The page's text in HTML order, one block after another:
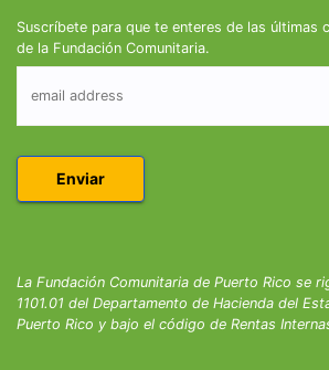
Suscríbete para que te enteres de las últimas
de la Fundación Comunitaria.
La Fundación Comunitaria de Puerto Rico se
1101.01 del Departamento de Hacienda del
Puerto Rico y bajo el código de Rentas